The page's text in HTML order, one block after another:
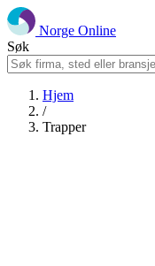
Norge Online
Søk
Hjem
/
Trapper